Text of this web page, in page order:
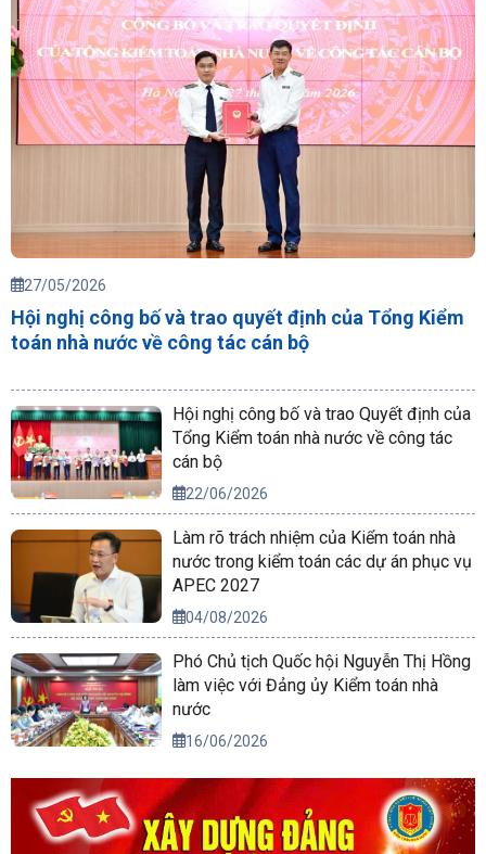
27/05/2026
Hội nghị công bố và trao quyết định của Tổng Kiểm
toán nhà nước về công tác cán bộ
Hội nghị công bố và trao Quyết định của
Tổng Kiểm toán nhà nước về công tác
cán bộ
22/06/2026
Làm rõ trách nhiệm của Kiểm toán nhà
nước trong kiểm toán các dự án phục vụ
APEC 2027
04/08/2026
Phó Chủ tịch Quốc hội Nguyễn Thị Hồng
làm việc với Đảng ủy Kiểm toán nhà
nước
16/06/2026